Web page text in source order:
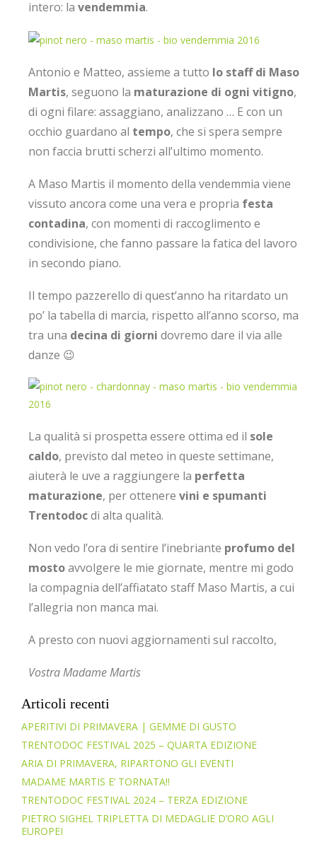
intero: la vendemmia.
Antonio e Matteo, assieme a tutto lo staff di Maso
Martis, seguono la maturazione di ogni vitigno,
di ogni filare: assaggiano, analizzano … E con un
occhio guardano al tempo, che si spera sempre
non faccia brutti scherzi all’ultimo momento.
A Maso Martis il momento della vendemmia viene
vissuto ancora come una vera e propria festa
contadina, con momenti di raccoglimento e
condivisione, che fanno passare la fatica del lavoro
in secondo piano.
Il tempo pazzerello di quest’anno ha ritardato un
po’ la tabella di marcia, rispetto all’anno scorso, ma
tra una decina di giorni dovremo dare il via alle
danze 😉
La qualità si prospetta essere ottima ed il sole
caldo, previsto dal meteo in queste settimane,
aiuterà le uve a raggiungere la perfetta
maturazione, per ottenere vini e spumanti
Trentodocdi alta qualità.
Non vedo l’ora di sentire l’inebriante profumo del
mostoavvolgere le mie giornate, mentre mi godo
la compagnia dell’affiatato staff Maso Martis, a cui
l’allegria non manca mai.
A presto con nuovi aggiornamenti sul raccolto,
Vostra Madame Martis
Articoli recenti
APERITIVI DI PRIMAVERA | GEMME DI GUSTO
TRENTODOC FESTIVAL 2025 – QUARTA EDIZIONE
ARIA DI PRIMAVERA, RIPARTONO GLI EVENTI
MADAME MARTIS E’ TORNATA!!
TRENTODOC FESTIVAL 2024 – TERZA EDIZIONE
PIETRO SIGHEL TRIPLETTA DI MEDAGLIE D’ORO AGLI
EUROPEI